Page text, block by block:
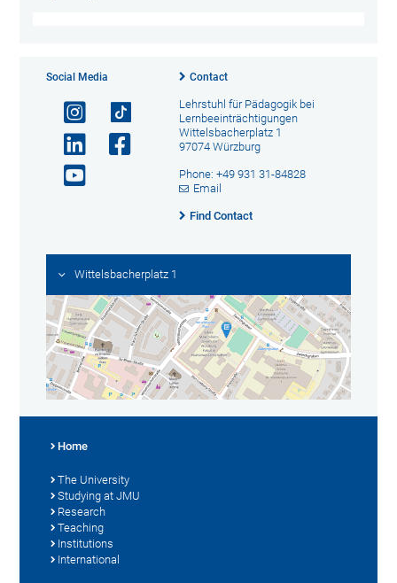
Social Media Contact
Lehrstuhl für Pädagogik bei
Lernbeeinträchtigungen
Wittelsbacherplatz 1
97074 Würzburg
Phone: +49 931 31-84828
Email
Find Contact
Wittelsbacherplatz 1
Home
The University
Studying at JMU
Research
Teaching
Institutions
International